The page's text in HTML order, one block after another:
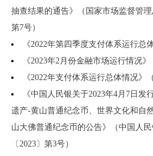
抽查结果的通告》（国家市场监督管
第7号）
《2022年第四季度支付体系运行总
《2023年2月份金融市场运行情况》
《2022年支付体系运行总体情况》
《中国人民银关于2023年4月7日发
遗产-黄山普通纪念币、世界文化和自
山大佛普通纪念币的公告》（中国人
〔2023〕第3号）